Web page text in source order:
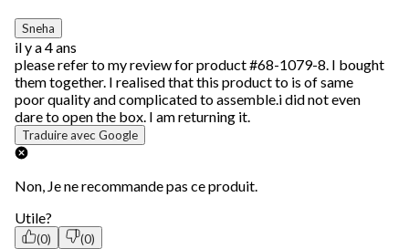
Sneha
il y a 4 ans
please refer to my review for product #68-1079-8. I bought
them together. I realised that this product to is of same
poor quality and complicated to assemble.i did not even
dare to open the box. I am returning it.
Traduire avec Google
Non, Je ne recommande pas ce produit.
Utile?
(0)
(0)